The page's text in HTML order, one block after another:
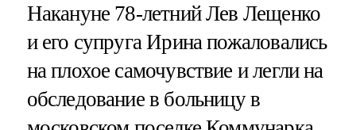
Накануне 78-летний Лев Лещенко
и его супруга Ирина пожаловались
на плохое самочувствие и легли на
обследование в больницу в